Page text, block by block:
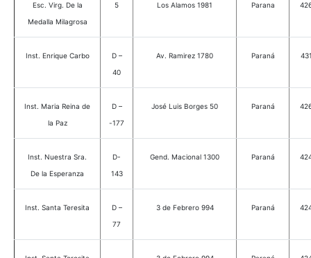
Esc. Virg. De la
Medalla Milagrosa
5 Los Alamos 1981 Parana
Inst. Enrique Carbo
D –
40
Av. Ramirez 1780 Paraná
Inst. Maria Reina de
la Paz
D –
-177
José Luis Borges 50 Paraná
Inst. Nuestra Sra.
De la Esperanza
D-
143
Gend. Macional 1300 Paraná
Inst. Santa Teresita
D –
77
3 de Febrero 994 Paraná